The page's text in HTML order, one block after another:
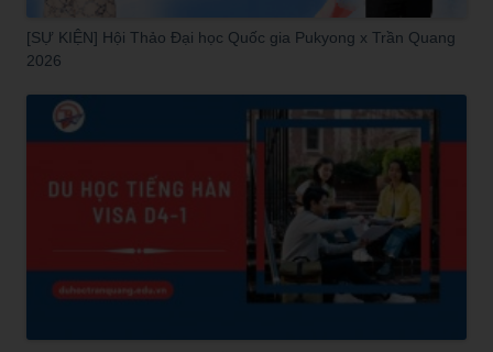
[SỰ KIỆN] Hội Thảo Đại học Quốc gia Pukyong x Trần Quang
2026